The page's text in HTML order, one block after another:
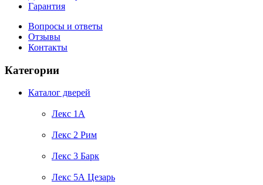
Гарантия
Вопросы и ответы
Отзывы
Контакты
Категории
Каталог дверей
Лекс 1А
Лекс 2 Рим
Лекс 3 Барк
Лекс 5А Цезарь